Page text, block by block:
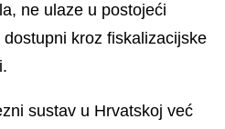
ne ulaze u postojeći
kroz fiskalizacijske
sustav u Hrvatskoj već